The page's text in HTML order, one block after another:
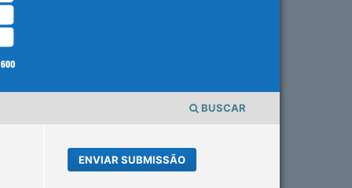
BUSCAR
ENVIAR SUBMISSÃO